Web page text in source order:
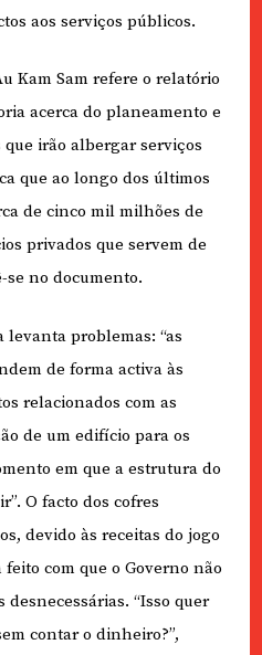
aos serviços públicos.
Kam Sam refere o relatório
acerca do planeamento e
irão albergar serviços
que ao longo dos últimos
de cinco mil milhões de
privados que servem de
se no documento.
levanta problemas: “as
de forma activa às
relacionados com as
de um edifício para os
em que a estrutura do
O facto dos cofres
devido às receitas do jogo
com que o Governo não
desnecessárias. “Isso quer
contar o dinheiro?”,